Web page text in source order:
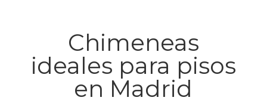
Chimeneas
ideales para pisos
en Madrid